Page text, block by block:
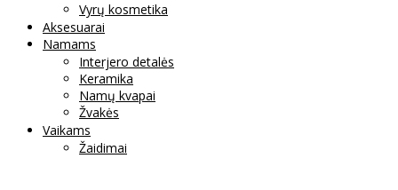
Vyrų kosmetika
Aksesuarai
Namams
Interjero detalės
Keramika
Namų kvapai
Žvakės
Vaikams
Žaidimai